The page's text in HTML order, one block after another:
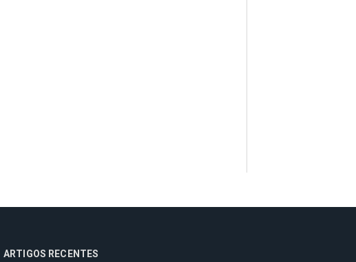
ARTIGOS RECENTES